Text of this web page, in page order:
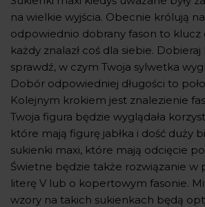
na wielkie wyjścia. Obecnie królują
odpowiednio dobrany fason to klucz
każdy znalazł coś dla siebie.
sprawdź, w czym Twoja sylwetka
Dobór odpowiedniej długości to
Kolejnym krokiem jest znalezienie
Twoja figura będzie wyglądała
które mają figurę jabłka i dość duży
sukienki maxi, które mają odcięcie
Świetne będzie także rozwiązanie w
literę V lub o kopertowym fasonie.
wzory na takich sukienkach będą